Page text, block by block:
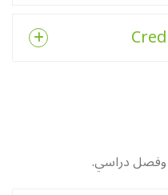
وفصل دراسي.